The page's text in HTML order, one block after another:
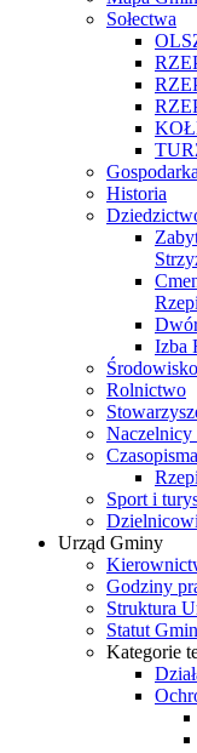
Sołectwa
Gospodarka
Historia
Izba
Rolnictwo
Sport i
Dzielnicowi
Urząd Gminy
Godziny
Struktura
Statut
Kategorie